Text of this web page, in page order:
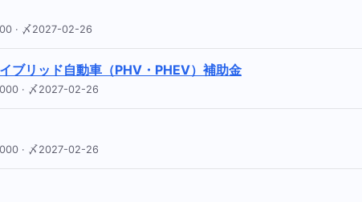
· 〆2027-02-26
ブリッド自動車（PHV・PHEV）補助金
· 〆2027-02-26
· 〆2027-02-26